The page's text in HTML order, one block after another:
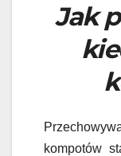
Jak
kompotów